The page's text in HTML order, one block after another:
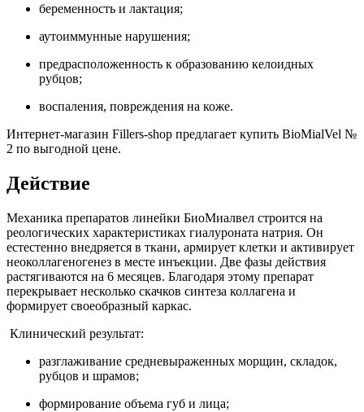
беременность и лактация;
аутоиммунные нарушения;
предрасположенность к образованию келоидных
рубцов;
воспаления, повреждения на коже.
Интернет-магазин Fillers-shop предлагает купить BioMialVel №
2 по выгодной цене.
Действие
Механика препаратов линейки БиоМиалвел строится на
реологических характеристиках гиалуроната натрия. Он
естестенно внедряется в ткани, армирует клетки и активирует
неоколлагеногенез в месте инъекции. Две фазы действия
растягиваются на 6 месяцев. Благодаря этому препарат
перекрывает несколько скачков синтеза коллагена и
формирует своеобразный каркас.
Клинический результат:
разглаживание средневыраженных морщин, складок,
рубцов и шрамов;
формирование объема губ и лица;